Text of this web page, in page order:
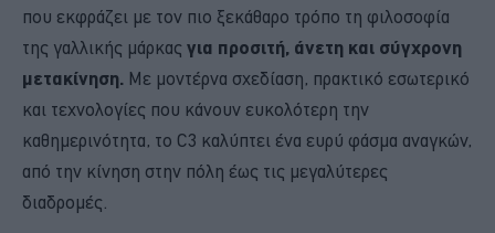
που εκφράζει με τον πιο ξεκάθαρο τρόπο τη φιλοσοφία
της γαλλικής μάρκας για προσιτή, άνετη και σύγχρονη
μετακίνηση. Με μοντέρνα σχεδίαση, πρακτικό εσωτερικό
και τεχνολογίες που κάνουν ευκολότερη την
καθημερινότητα, το C3 καλύπτει ένα ευρύ φάσμα αναγκών,
από την κίνηση στην πόλη έως τις μεγαλύτερες
διαδρομές.